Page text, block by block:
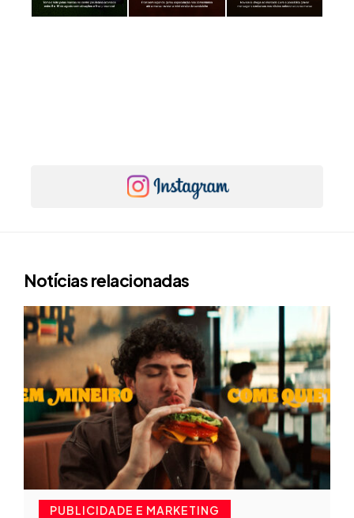
Notícias relacionadas
PUBLICIDADE E MARKETING